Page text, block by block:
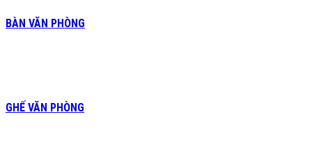
BÀN VĂN PHÒNG
GHẾ VĂN PHÒNG